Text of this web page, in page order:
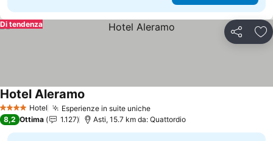
Condividi
Di tendenza
4 Stelle Hotel Esperienze in suite unicheScopri i prezzi
Hotel Aleramo
8,2 Ottima 1.127 Asti, 15.7 km da: Quattordio